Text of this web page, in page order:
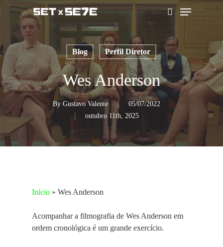
Skip
content
Menu
Blog Perfil Diretor
Wes Anderson
By Gustavo Valente
05/07/2022
outubro 11th, 2025
Início » Wes Anderson
Acompanhar a filmografia de Wes Anderson em
ordem cronológica é um grande exercício.